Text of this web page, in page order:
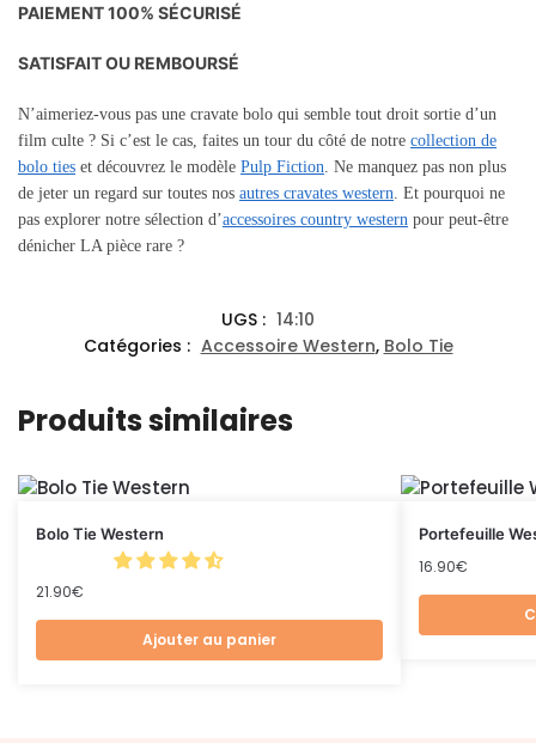
PAIEMENT 100% SÉCURISÉ
SATISFAIT OU REMBOURSÉ
N’aimeriez-vous pas une cravate bolo qui semble tout droit sortie d’un
film culte ? Si c’est le cas, faites un tour du côté de notre collection de
bolo ties et découvrez le modèle Pulp Fiction . Ne manquez pas non plus
de jeter un regard sur toutes nos autres cravates western . Et pourquoi ne
pas explorer notre sélection d’accessoires country western pour peut-être
dénicher LA pièce rare ?
UGS : 14:10
Catégories : Accessoire Western, Bolo Tie
Produits similaires
Bolo Tie Western
21.90€
Ajouter au panier
Portefeuille
16.90€